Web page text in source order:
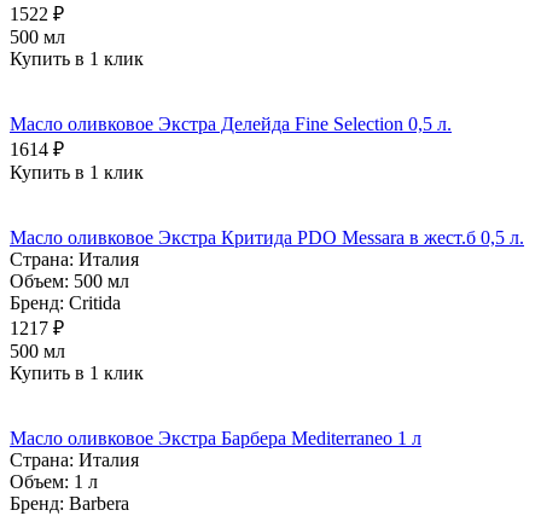
1522 ₽
500 мл
Купить в 1 клик
Масло оливковое Экстра Делейда Fine Selection 0,5 л.
1614 ₽
Купить в 1 клик
Масло оливковое Экстра Критида PDO Messara в жест.б 0,5 л.
Страна: Италия
Объем: 500 мл
Бренд: Critida
1217 ₽
500 мл
Купить в 1 клик
Масло оливковое Экстра Барбера Mediterraneo 1 л
Страна: Италия
Объем: 1 л
Бренд: Barbera